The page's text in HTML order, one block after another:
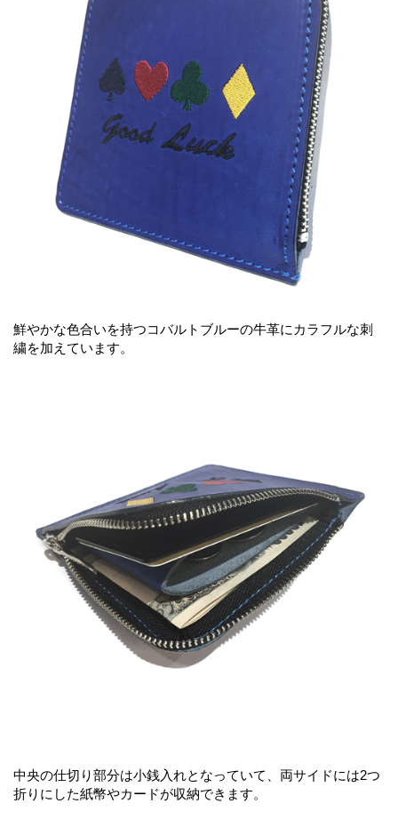
鮮やかな色合いを持つコバルトブルーの牛革にカラフルな刺
繍を加えています。
中央の仕切り部分は小銭入れとなっていて、両サイドには2つ
折りにした紙幣やカードが収納できます。